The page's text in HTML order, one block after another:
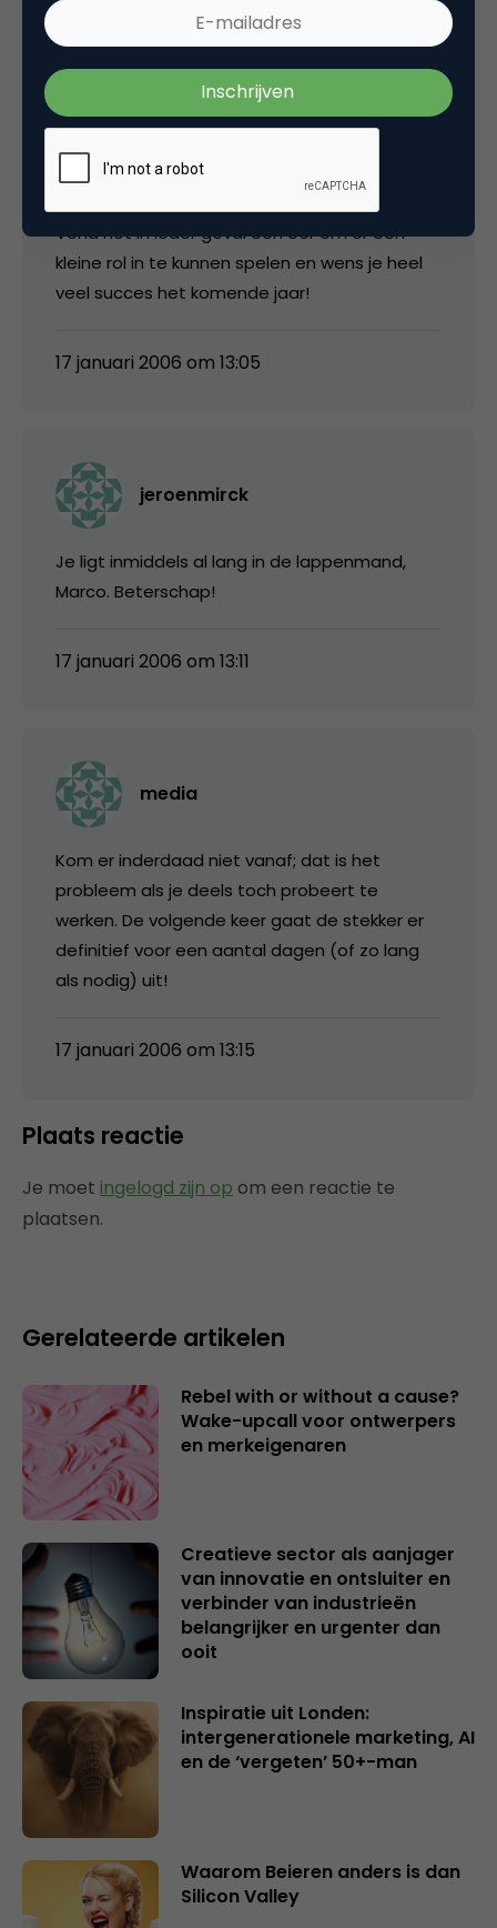
Willem, nogmaals jammer dat ik er gisteren
niet bij kon zijn. Heb inmiddels begrepen dat
de locatie top was, er interessante gasten
daar nog gesleuteld mag worden. Al met al
Vond het in ieder geval een eer om er een
kleine rol in te kunnen spelen en wens je heel
veel succes het komende jaar!
17 januari 2006 om 13:05
jeroenmirck
Je ligt inmiddels al lang in de lappenmand,
Marco. Beterschap!
17 januari 2006 om 13:11
media
Kom er inderdaad niet vanaf; dat is het
probleem als je deels toch probeert te
werken. De volgende keer gaat de stekker er
definitief voor een aantal dagen (of zo lang
als nodig) uit!
17 januari 2006 om 13:15
Plaats reactie
Je moet ingelogd zijn op om een reactie te
plaatsen.
Gerelateerde artikelen
Rebel with or without a cause?
Wake-upcall voor ontwerpers
en merkeigenaren
Creatieve sector als aanjager
van innovatie en ontsluiter en
verbinder van industrieën
belangrijker en urgenter dan
ooit
Inspiratie uit Londen:
intergenerationele marketing, AI
en de ‘vergeten’ 50+-man
Waarom Beieren anders is dan
Silicon Valley